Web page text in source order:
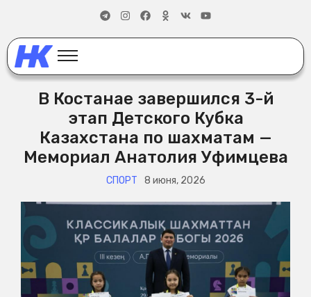
В Костанае завершился 3-й
этап Детского Кубка
Казахстана по шахматам —
Мемориал Анатолия Уфимцева
СПОРТ 8 июня, 2026